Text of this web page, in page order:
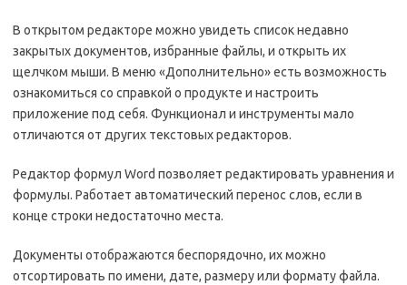
В открытом редакторе можно увидеть список недавно
закрытых документов, избранные файлы, и открыть их
щелчком мыши. В меню «Дополнительно» есть возможность
ознакомиться со справкой о продукте и настроить
приложение под себя. Функционал и инструменты мало
отличаются от других текстовых редакторов.
Редактор формул Word позволяет редактировать уравнения и
формулы. Работает автоматический перенос слов, если в
конце строки недостаточно места.
Документы отображаются беспорядочно, их можно
отсортировать по имени, дате, размеру или формату файла.